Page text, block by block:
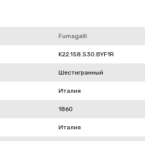
Fumagalli
K22.158.S30.BYF1R
Шестигранный
Италия
1860
Италия